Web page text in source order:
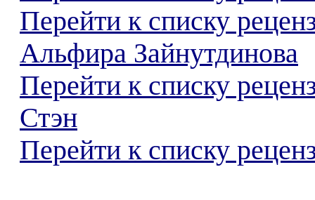
Перейти к списку
Альфира Зайнутдинова
Перейти к списку
Стэн
Перейти к списку